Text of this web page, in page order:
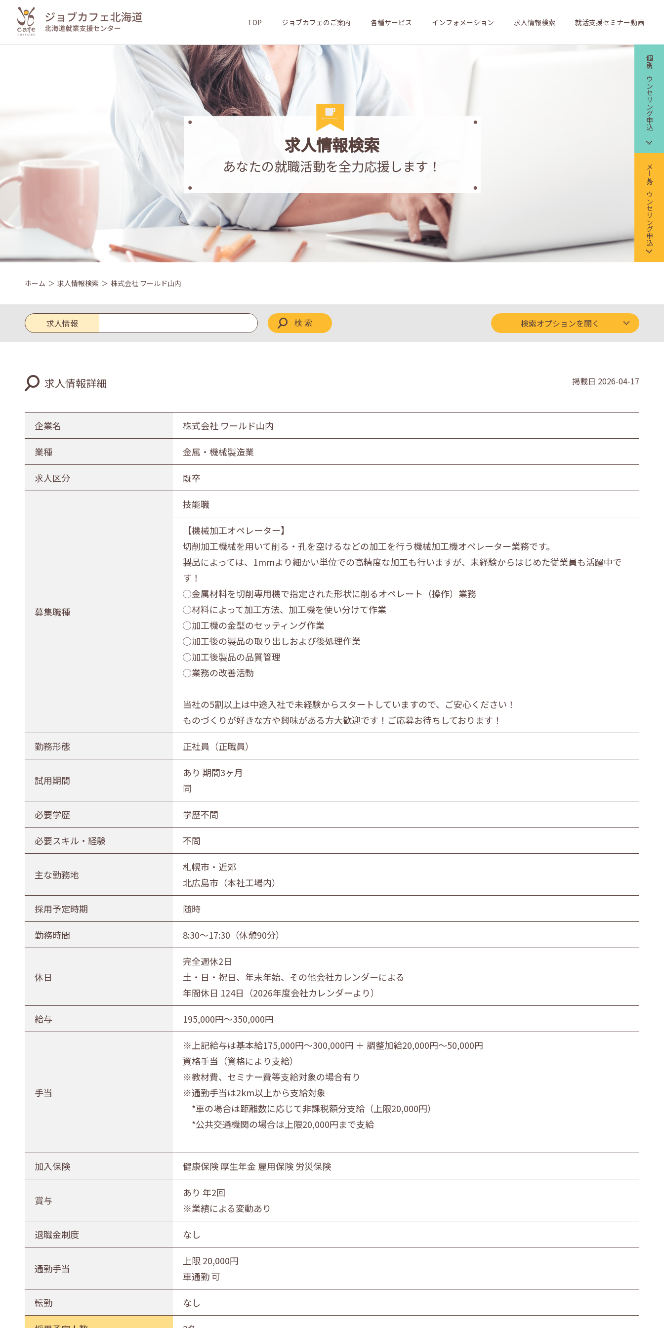
TOP ジョブカフェのご案内 各種サービス インフォメーション 求人情報検索 就活支援セミナー動画
個別カウンセリング申込
メールカウンセリング申込
求人情報検索
あなたの就職活動を全力応援します！
ホーム 求人情報検索 株式会社 ワールド山内
求人情報 検索オプションを開く
求人区分
業種
農林水産業 建設業
印刷業
広告業 金属・機械製造業
その他の製造業
電気・ガス・熱供給業
通信業・情報サービス業 マスコミ
運輸業
百貨店・スーパーマーケット
娯楽業
宿泊業 飲食サービス業
医療業
生活関連サービス業
販売職 営業職 技術職
公務員
旭川市・近郊 釧路市・近郊 帯広市・近郊 北見市・近郊
求人情報詳細 掲載日 2026-04-17
企業名 株式会社 ワールド山内
業種 金属・機械製造業
求人区分 既卒
募集職種
技能職
【機械加工オペレーター】
切削加工機械を用いて削る・孔を空けるなどの加工を行う機械加工機オペレーター業務です。
製品によっては、1mmより細かい単位での高精度な加工も行いますが、未経験からはじめた従業員も活躍中で
す！
◯金属材料を切削専用機で指定された形状に削るオペレート（操作）業務
◯材料によって加工方法、加工機を使い分けて作業
◯加工機の金型のセッティング作業
◯加工後の製品の取り出しおよび後処理作業
◯加工後製品の品質管理
◯業務の改善活動
当社の5割以上は中途入社で未経験からスタートしていますので、ご安心ください！
ものづくりが好きな方や興味がある方大歓迎です！ご応募お待ちしております！
勤務形態 正社員（正職員）
試用期間
あり 期間3ヶ月
同
必要学歴 学歴不問
必要スキル・経験 不問
主な勤務地
札幌市・近郊
北広島市（本社工場内）
採用予定時期 随時
勤務時間 8:30〜17:30（休憩90分）
休日
完全週休2日
土・日・祝日、年末年始、その他会社カレンダーによる
年間休日 124日（2026年度会社カレンダーより）
給与 195,000円〜350,000円
手当
※上記給与は基本給175,000円～300,000円 ＋ 調整加給20,000円～50,000円
資格手当（資格により支給）
※教材費、セミナー費等支給対象の場合有り
※通勤手当は2km以上から支給対象
*車の場合は距離数に応じて非課税額分支給（上限20,000円）
*公共交通機関の場合は上限20,000円まで支給
加入保険 健康保険 厚生年金 雇用保険 労災保険
賞与
あり 年2回
※業績による変動あり
退職金制度 なし
通勤手当
上限 20,000円
車通勤 可
転勤 なし